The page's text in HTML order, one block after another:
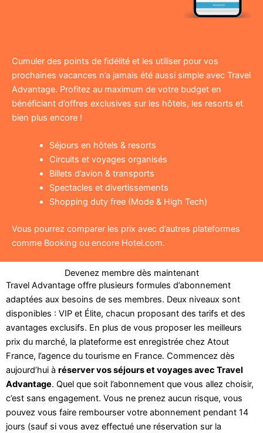
Cumuler des points de fidélité et les utiliser pour vos
prochaines vacances n’a jamais été aussi simple avec Travel
Advantage. Profitez au maximum de votre budget en
bénéficiant d’offres exclusives sur les hôtels, les resorts et
bien plus encore !
Séjours en hôtels & resorts
Circuits et voyages organisés
Billets d’avion & transports
Spectacles et divertissements
Shopping duty free (Mode & High Tech)
Vous pourrez comparer les prix avec d’autres plateformes
comme Booking ou encore Hotel.com.
Devenez membre dès maintenant
Travel Advantage offre plusieurs formules d’abonnement
adaptées aux besoins de ses membres. Deux niveaux sont
disponibles : VIP et Élite, chacun proposant des tarifs et des
avantages exclusifs. En plus de vous proposer les meilleurs
prix du marché, la plateforme est enregistrée chez Atout
France, l’agence du tourisme en France. Commencez dès
aujourd’hui à réserver vos séjours et voyages avec Travel
Advantage. Quel que soit l’abonnement que vous allez choisir,
c’est sans engagement. Vous ne prenez aucun risque, vous
pouvez vous faire rembourser votre abonnement pendant 14
jours (sauf si vous avez effectué une réservation sur la